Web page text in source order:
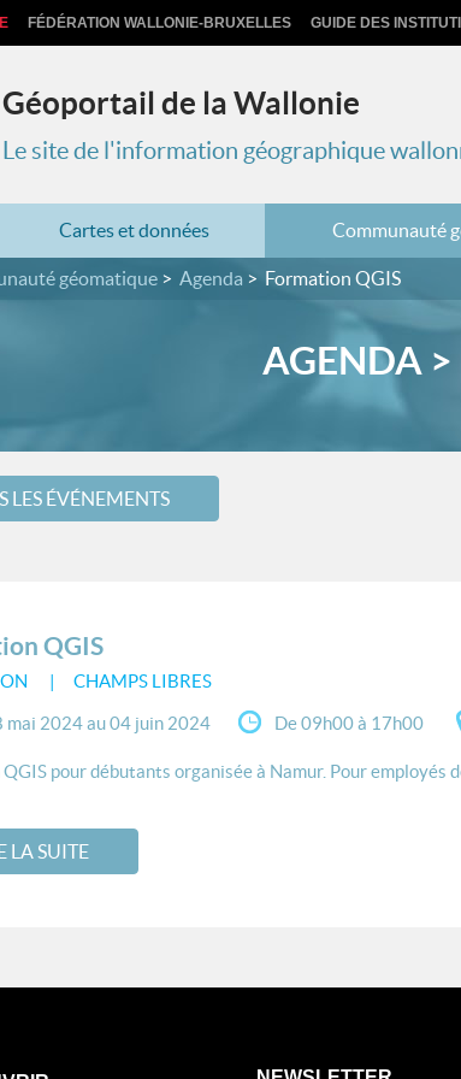
FÉDÉRATION WALLONIE-BRUXELLES GUIDE DES
Géoportail de la Wallonie
Le site de l'information géographique
Cartes et données Communauté
géomatique Agenda Formation QGIS
AGENDA
LES ÉVÉNEMENTS
QGIS
CHAMPS LIBRES
mai 2024 au 04 juin 2024 De 09h00 à 17h00
pour débutants organisée à Namur. Pour employés
LA SUITE